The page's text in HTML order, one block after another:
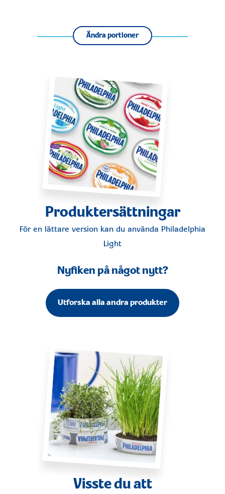
Ändra portioner
Produktersättningar
För en lättare version kan du använda Philadelphia
Light
Nyfiken på något nytt?
Utforska alla andra produkter
Visste du att